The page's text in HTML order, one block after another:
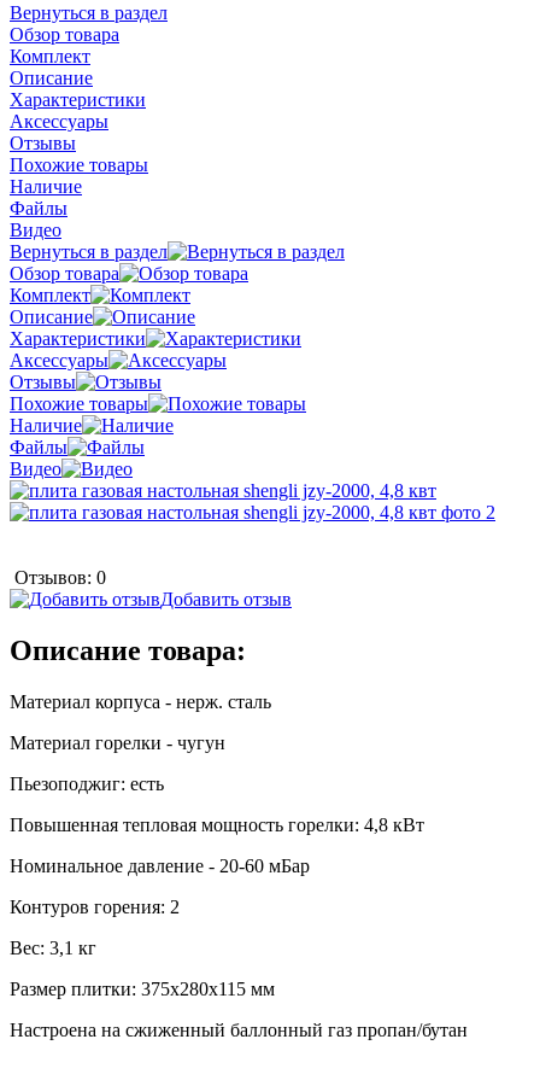
Вернуться в раздел
Обзор товара
Комплект
Описание
Характеристики
Аксессуары
Отзывы
Похожие товары
Наличие
Файлы
Видео
Вернуться в раздел
Обзор товара
Комплект
Описание
Характеристики
Аксессуары
Отзывы
Похожие товары
Наличие
Файлы
Видео
Отзывов: 0
Добавить отзыв
Описание товара:
Материал корпуса - нерж. сталь
Материал горелки - чугун
Пьезоподжиг: есть
Повышенная тепловая мощность горелки: 4,8 кВт
Номинальное давление - 20-60 мБар
Контуров горения: 2
Вес: 3,1 кг
Размер плитки: 375x280x115 мм
Настроена на сжиженный баллонный газ пропан/бутан